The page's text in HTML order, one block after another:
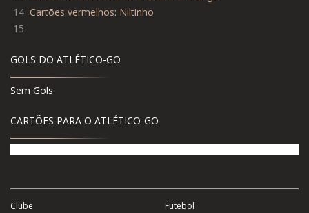
14 Cartões vermelhos: Niltinho
15
GOLS DO ATLÉTICO-GO
Sem Gols
CARTÕES PARA O ATLÉTICO-GO
Clube
Futebol